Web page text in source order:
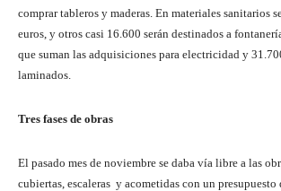
comprar tableros y maderas. En materiales sanitarios
euros, y otros casi 16.600 serán destinados a
que suman las adquisiciones para electricidad y
laminados.
Tres fases de obras
El pasado mes de noviembre se daba vía libre a las
cubiertas, escaleras y acometidas con un presupuesto